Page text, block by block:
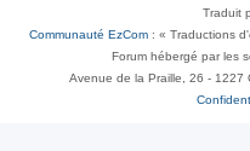
Traduit
Communauté EzCom : « Traductions
Forum hébergé par les
Avenue de la Praille, 26 - 1227